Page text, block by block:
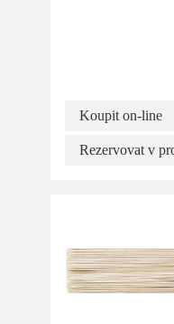
Koupit on-line
Rezervovat v